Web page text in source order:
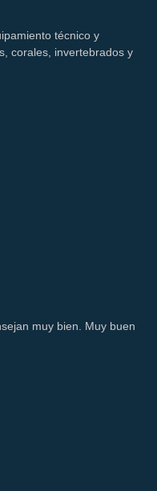
técnico y
corales, invertebrados y
muy bien. Muy buen